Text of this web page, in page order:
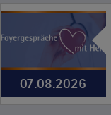
07.08.2026